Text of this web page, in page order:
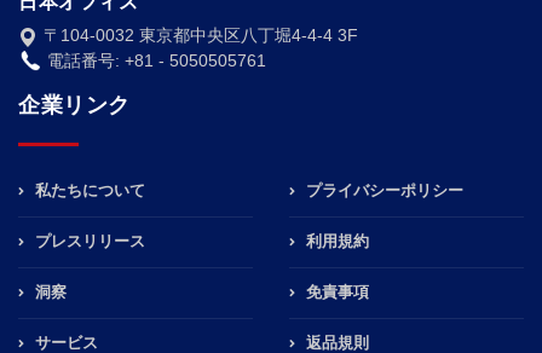
〒104-0032 東京都中央区八丁堀4-4-4 3F
電話番号: +81 - 5050505761
企業リンク
私たちについて
プレスリリース
洞察
サービス
プライバシーポリシー
利用規約
免責事項
返品規則